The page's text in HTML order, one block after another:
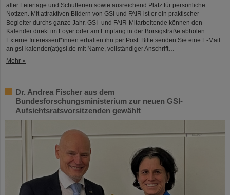
aller Feiertage und Schulferien sowie ausreichend Platz für persönliche
Notizen. Mit attraktiven Bildern von GSI und FAIR ist er ein praktischer
Begleiter durchs ganze Jahr. GSI- und FAIR-Mitarbeitende können den
Kalender direkt im Foyer oder am Empfang in der Borsigstraße abholen.
Externe Interessent*innen erhalten ihn per Post: Bitte senden Sie eine E-Mail
an gsi-kalender(at)gsi.de mit Name, vollständiger Anschrift…
Mehr »
Dr. Andrea Fischer aus dem
Bundesforschungsministerium zur neuen GSI-
Aufsichtsratsvorsitzenden gewählt